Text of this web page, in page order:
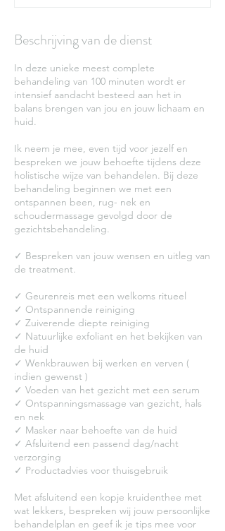
Beschrijving van de dienst
In deze unieke meest complete
behandeling van 100 minuten wordt er
intensief aandacht besteed aan het in
balans brengen van jou en jouw lichaam en
huid.
Ik neem je mee, even tijd voor jezelf en
bespreken we jouw behoefte tijdens deze
holistische wijze van behandelen. Bij deze
behandeling beginnen we met een
ontspannen been, rug- nek en
schoudermassage gevolgd door de
gezichtsbehandeling.
✓ Bespreken van jouw wensen en uitleg van
de treatment.
✓ Geurenreis met een welkoms ritueel
✓ Ontspannende reiniging
✓ Zuiverende diepte reiniging
✓ Natuurlijke exfoliant en het bekijken van
de huid
✓ Wenkbrauwen bij werken en verven (
indien gewenst )
✓ Voeden van het gezicht met een serum
✓ Ontspanningsmassage van gezicht, hals
en nek
✓ Masker naar behoefte van de huid
✓ Afsluitend een passend dag/nacht
verzorging
✓ Productadvies voor thuisgebruik
Met afsluitend een kopje kruidenthee met
wat lekkers, bespreken wij jouw persoonlijke
behandelplan en geef ik je tips mee voor